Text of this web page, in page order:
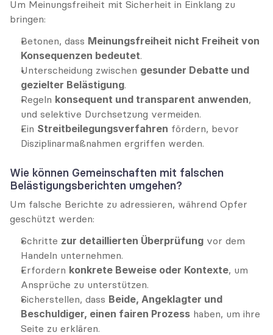
Um Meinungsfreiheit mit Sicherheit in Einklang zu
bringen:
Betonen, dass Meinungsfreiheit nicht Freiheit von
Konsequenzen bedeutet.
Unterscheidung zwischen gesunder Debatte und
gezielter Belästigung.
Regeln konsequent und transparent anwenden,
und selektive Durchsetzung vermeiden.
Ein Streitbeilegungsverfahren fördern, bevor
Disziplinarmaßnahmen ergriffen werden.
Wie können Gemeinschaften mit falschen
Belästigungsberichten umgehen?
Um falsche Berichte zu adressieren, während Opfer
geschützt werden:
Schritte zur detaillierten Überprüfung vor dem
Handeln unternehmen.
Erfordern konkrete Beweise oder Kontexte, um
Ansprüche zu unterstützen.
Sicherstellen, dass Beide, Angeklagter und
Beschuldiger, einen fairen Prozess haben, um ihre
Seite zu erklären.